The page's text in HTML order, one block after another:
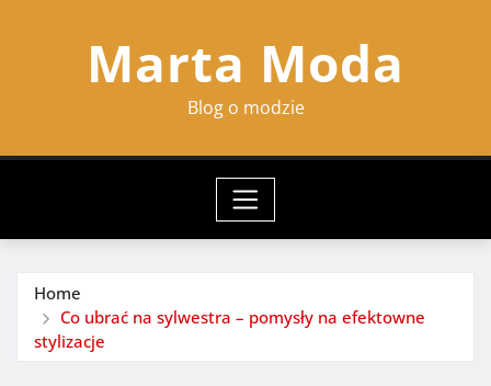
Marta Moda
Blog o modzie
Home
Co ubrać na sylwestra – pomysły na efektowne
stylizacje